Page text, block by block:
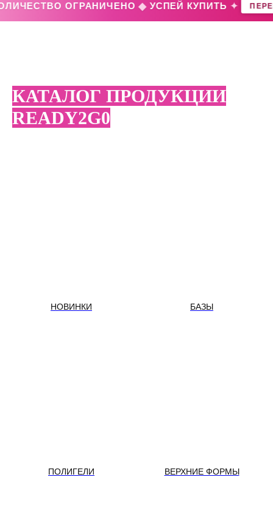
ОГРАНИЧЕНО ◆ УСПЕЙ КУПИТЬ ✦ ПЕРЕЙТИ
КАТАЛОГ ПРОДУКЦИИ
READY2G0
НОВИНКИ БАЗЫ
ПОЛИГЕЛИ ВЕРХНИЕ ФОРМЫ